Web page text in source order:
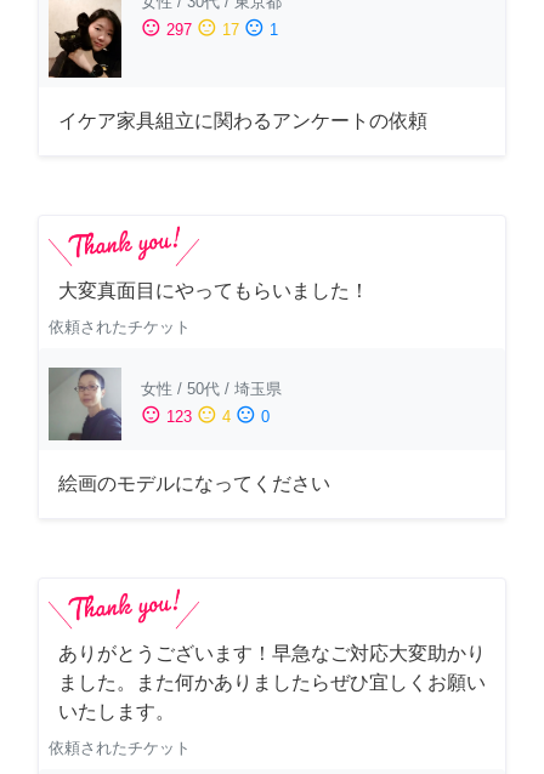
sentiment_satisfied 297 sentiment_neutral 17 sentiment_dissatisfied 1
イケア家具組立に関わるアンケートの依頼
大変真面目にやってもらいました！
依頼されたチケット
女性 / 50代 / 埼玉県
sentiment_satisfied 123 sentiment_neutral 4 sentiment_dissatisfied 0
絵画のモデルになってください
ありがとうございます！早急なご対応大変助かり
ました。また何かありましたらぜひ宜しくお願い
いたします。
依頼されたチケット